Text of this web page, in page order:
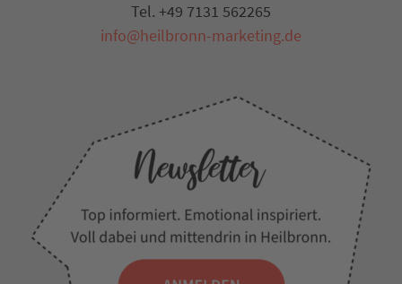
Tel. +49 7131 562265
info@heilbronn-marketing.de